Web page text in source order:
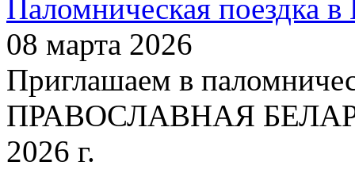
Паломническая поездка в
08 марта 2026
Приглашаем в
ПРАВОСЛАВНАЯ
2026 г.